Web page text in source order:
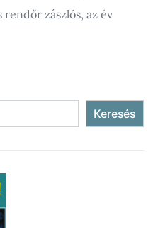
rendőr zászlós, az év
Keresés